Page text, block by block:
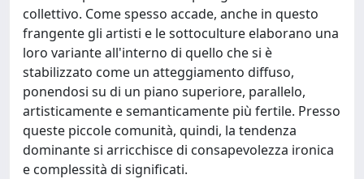
collettivo. Come spesso accade, anche in questo
frangente gli artisti e le sottoculture elaborano una
loro variante all'interno di quello che si è
stabilizzato come un atteggiamento diffuso,
ponendosi su di un piano superiore, parallelo,
artisticamente e semanticamente più fertile. Presso
queste piccole comunità, quindi, la tendenza
dominante si arricchisce di consapevolezza ironica
e complessità di significati.